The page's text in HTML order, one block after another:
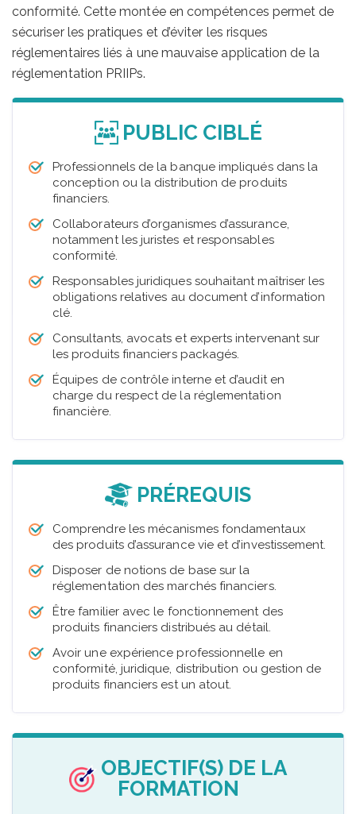
conformité. Cette montée en compétences permet de
sécuriser les pratiques et d’éviter les risques
réglementaires liés à une mauvaise application de la
réglementation PRIIPs.
PUBLIC CIBLÉ
Professionnels de la banque impliqués dans la
conception ou la distribution de produits
financiers.
Collaborateurs d’organismes d’assurance,
notamment les juristes et responsables
conformité.
Responsables juridiques souhaitant maîtriser les
obligations relatives au document d’information
clé.
Consultants, avocats et experts intervenant sur
les produits financiers packagés.
Équipes de contrôle interne et d’audit en
charge du respect de la réglementation
financière.
PRÉREQUIS
Comprendre les mécanismes fondamentaux
des produits d’assurance vie et d’investissement.
Disposer de notions de base sur la
réglementation des marchés financiers.
Être familier avec le fonctionnement des
produits financiers distribués au détail.
Avoir une expérience professionnelle en
conformité, juridique, distribution ou gestion de
produits financiers est un atout.
OBJECTIF(S) DE LA
FORMATION